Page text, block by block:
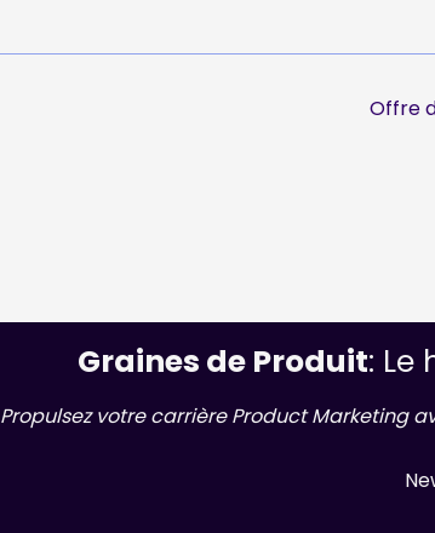
Offre
Graines de Produit: Le
Propulsez votre carrière Product Marketing